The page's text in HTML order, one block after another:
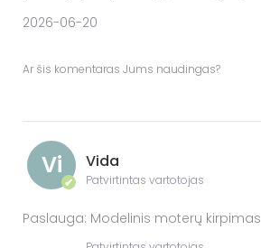
2026-06-20
Ar šis komentaras Jums naudingas?
Vi
✔
Vida
Patvirtintas vartotojas
Paslauga: Modelinis moterų kirpimas